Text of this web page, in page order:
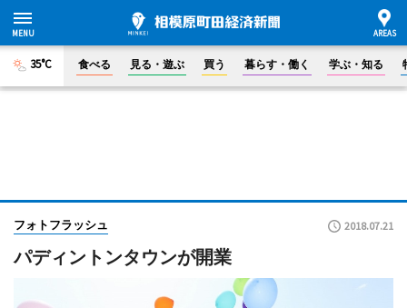
35°C 食べる 見る・遊ぶ 買う 暮らす・働く 学ぶ・知る
フォトフラッシュ 2018.07.21
パディントンタウンが開業